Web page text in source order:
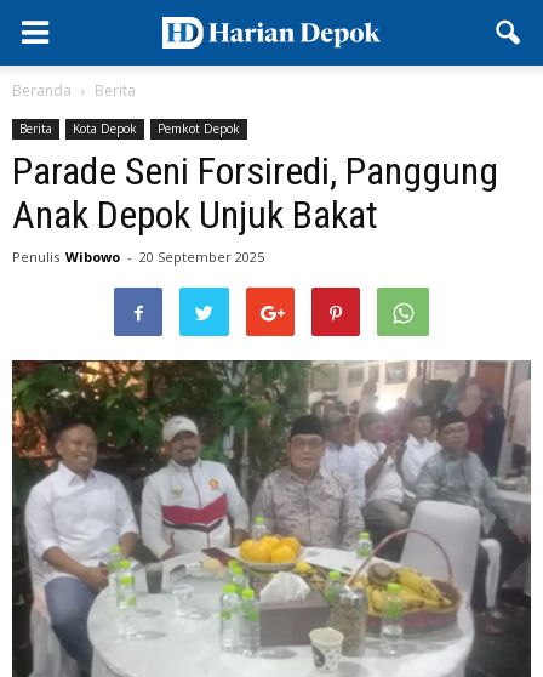
Beranda Berita
Berita Kota Depok Pemkot Depok
Parade Seni Forsiredi, Panggung
Anak Depok Unjuk Bakat
Penulis Wibowo - 20 September 2025